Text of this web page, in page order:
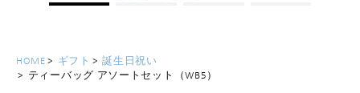
HOME ギフト
誕生日祝い
ティーバッグ アソートセット（WB5）